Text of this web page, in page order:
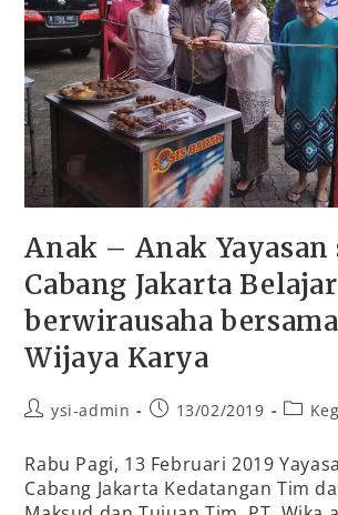
Anak – Anak Yayasan
Cabang Jakarta Belajar
berwirausaha
Wijaya Karya
ysi-admin 13/02/2019
Rabu Pagi, 13 Februari 2019
Cabang Jakarta Kedatangan Tim